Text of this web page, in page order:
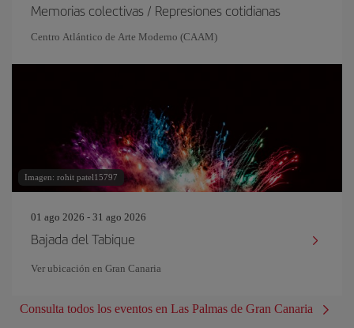
Memorias colectivas / Represiones cotidianas
Centro Atlántico de Arte Moderno (CAAM)
Imagen: rohit patel15797
01 ago 2026 - 31 ago 2026
Bajada del Tabique
Ver ubicación en Gran Canaria
Consulta todos los eventos en Las Palmas de Gran Canaria